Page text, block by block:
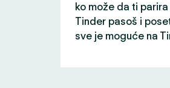
ko može da ti
Tinder pasoš i
sve je moguće na